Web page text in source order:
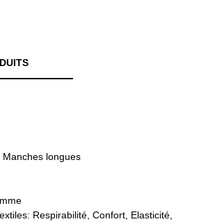
longues
Respirabilité, Confort, Elasticité,